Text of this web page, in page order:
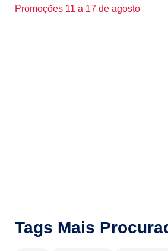
Promoções 11 a 17 de agosto
Tags Mais